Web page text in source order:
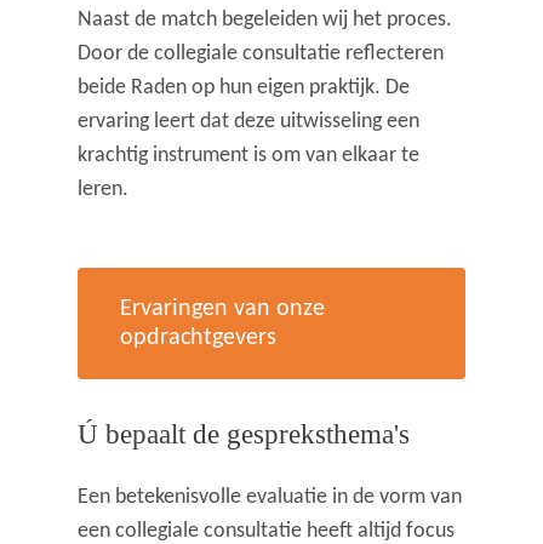
Naast de match begeleiden wij het proces.
Door de collegiale consultatie reflecteren
beide Raden op hun eigen praktijk. De
ervaring leert dat deze uitwisseling een
krachtig instrument is om van elkaar te
leren.
Ervaringen van onze
opdrachtgevers
Ú bepaalt de gespreksthema's
Een betekenisvolle evaluatie in de vorm van
een collegiale consultatie heeft altijd focus